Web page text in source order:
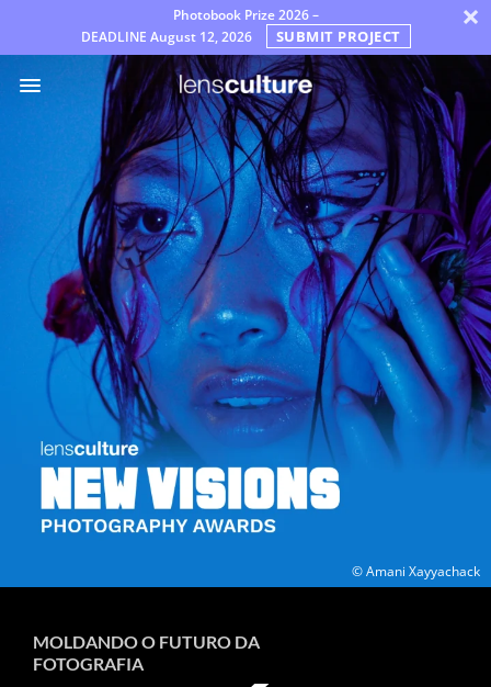
Photobook Prize 2026 –
DEADLINE August 12, 2026 SUBMIT PROJECT ×
Frequentes
Regras
Português
© Amani Xayyachack
MOLDANDO O FUTURO DA
FOTOGRAFIA